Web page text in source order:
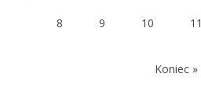
8 9 10 11
Koniec »